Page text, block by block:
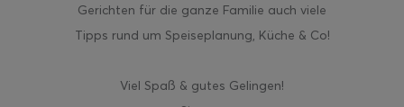
Gerichten für die ganze Familie auch viele
Tipps rund um Speiseplanung, Küche & Co!
Viel Spaß & gutes Gelingen!